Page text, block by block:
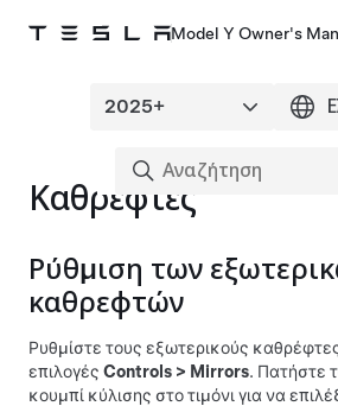
Model Y Owner's
Καθρέφτες
Ρύθμιση των
καθρεφτών
Ρυθμίστε τους εξωτερικούς καθρέφτες
επιλογές Controls > Mirrors. Πατήστε
κουμπί κύλισης στοτιμόνι για να